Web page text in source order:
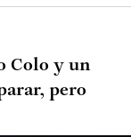
Colo y un
pero